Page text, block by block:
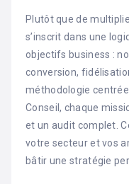
Plutôt que de
s’inscrit dans une
objectifs business :
conversion,
méthodologie
Conseil, chaque
et un audit complet.
votre secteur et vos
bâtir une stratégie